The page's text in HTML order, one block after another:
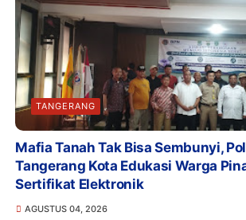
TANGERANG
Mafia Tanah Tak Bisa Sembunyi,
Tangerang Kota Edukasi Warga
Sertifikat Elektronik
AGUSTUS 04, 2026